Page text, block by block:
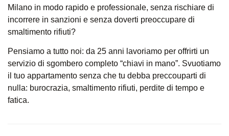
Milano in modo rapido e professionale, senza rischiare di
incorrere in sanzioni e senza doverti preoccupare di
smaltimento rifiuti?
Pensiamo a tutto noi: da 25 anni lavoriamo per offrirti un
servizio di sgombero completo “chiavi in mano”. Svuotiamo
il tuo appartamento senza che tu debba preccouparti di
nulla: burocrazia, smaltimento rifiuti, perdite di tempo e
fatica.